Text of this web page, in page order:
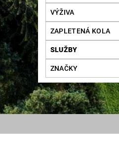
VÝŽIVA
ZAPLETENÁ KOLA
SLUŽBY
ZNAČKY